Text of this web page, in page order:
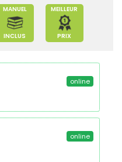
MANUEL
INCLUS
MEILLEUR
PRIX
online
online